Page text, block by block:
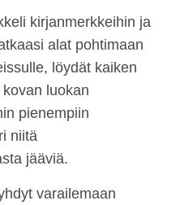
kirjanmerkkeihin ja
alat pohtimaan
löydät kaiken
luokan
pienempiin
niitä
jääviä.
varailemaan